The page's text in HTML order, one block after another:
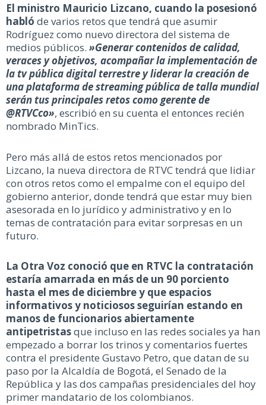
El ministro Mauricio Lizcano, cuando la posesionó
habló de varios retos que tendrá que asumir
Rodríguez como nuevo directora del sistema de
medios públicos. »Generar contenidos de calidad,
veraces y objetivos, acompañar la implementación de
la tv pública digital terrestre y liderar la creación de
una plataforma de streaming pública de talla mundial
serán tus principales retos como gerente de
@RTVCco», escribió en su cuenta el entonces recién
nombrado MinTics.
Pero más allá de estos retos mencionados por
Lizcano, la nueva directora de RTVC tendrá que lidiar
con otros retos como el empalme con el equipo del
gobierno anterior, donde tendrá que estar muy bien
asesorada en lo jurídico y administrativo y en lo
temas de contratación para evitar sorpresas en un
futuro.
La Otra Voz conoció que en RTVC la contratación
estaría amarrada en más de un 90 porciento
hasta el mes de diciembre y que espacios
informativos y noticiosos seguirían estando en
manos de funcionarios abiertamente
antipetristasque incluso en las redes sociales ya han
empezado a borrar los trinos y comentarios fuertes
contra el presidente Gustavo Petro, que datan de su
paso por la Alcaldía de Bogotá, el Senado de la
República y las dos campañas presidenciales del hoy
primer mandatario de los colombianos.